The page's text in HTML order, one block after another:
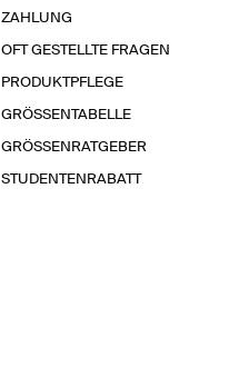
ZAHLUNG
OFT GESTELLTE FRAGEN
PRODUKTPFLEGE
GRÖSSENTABELLE
GRÖSSENRATGEBER
STUDENTENRABATT